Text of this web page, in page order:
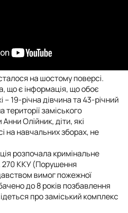
на шостому поверсі.
що є інформація, що обоє
19-річна дівчина та 43-річний
заміського
Олійник, діти, які
на навчальних зборах, не
розпочала кримінальне
270 ККУ (Порушення
вимог пожежної
до 8 років позбавлення
про заміський комплекс